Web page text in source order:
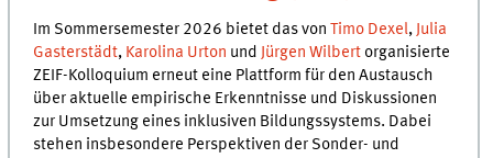
Im Sommersemester 2026 bietet das vonTimo Dexel, Julia
Gasterstädt, Karolina Urton und Jürgen Wilbert organisierte
ZEIF-Kolloquium erneut eine Plattform für den Austausch
über aktuelle empirische Erkenntnisse und Diskussionen
zur Umsetzung eines inklusiven Bildungssystems. Dabei
stehen insbesondere Perspektiven der Sonder- und